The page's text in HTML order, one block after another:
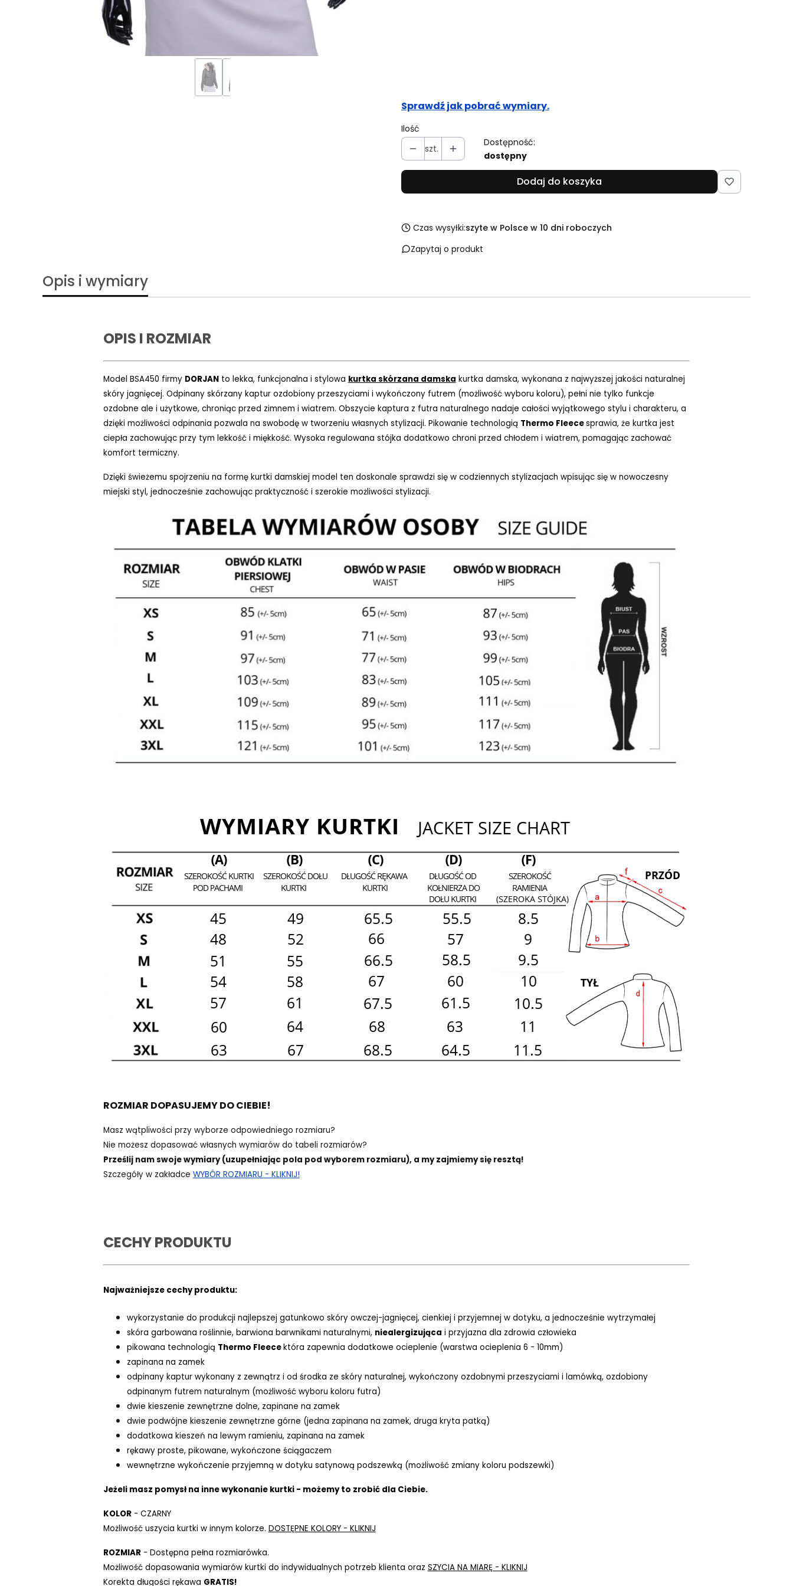
Sprawdź jak pobrać wymiary.
Ilość
szt.
Dostępność:
dostępny
Dodaj do koszyka
Czas wysyłki:szyte w Polsce w 10 dni roboczych
Zapytaj o produkt
Opis i wymiary
OPIS I ROZMIAR
Model BSA450 firmy DORJAN to lekka, funkcjonalna i stylowa kurtka skórzana damska kurtka damska, wykonana z najwyższej jakości naturalnej
skóry jagnięcej. Odpinany skórzany kaptur ozdobiony przeszyciami i wykończony futrem (możliwość wyboru koloru), pełni nie tylko funkcje
ozdobne ale i użytkowe, chroniąc przed zimnem i wiatrem. Obszycie kaptura z futra naturalnego nadaje całości wyjątkowego stylu i charakteru, a
dzięki możliwości odpinania pozwala na swobodę w tworzeniu własnych stylizacji. Pikowanie technologią Thermo Fleecesprawia, że kurtka jest
ciepła zachowując przy tym lekkość i miękkość. Wysoka regulowana stójka dodatkowo chroni przed chłodem i wiatrem, pomagając zachować
komfort termiczny.
Dzięki świeżemu spojrzeniu na formę kurtki damskiej model ten doskonale sprawdzi się w codziennych stylizacjach wpisując się w nowoczesny
miejski styl, jednocześnie zachowując praktyczność i szerokie możliwości stylizacji.
ROZMIAR DOPASUJEMY DO CIEBIE!
Masz wątpliwości przy wyborze odpowiedniego rozmiaru?
Nie możesz dopasować własnych wymiarów do tabeli rozmiarów?
Prześlij nam swoje wymiary (uzupełniając pola pod wyborem rozmiaru), a my zajmiemy się resztą!
Szczegóły w zakładce WYBÓR ROZMIARU - KLIKNIJ!
CECHY PRODUKTU
Najważniejsze cechy produktu:
wykorzystanie do produkcji najlepszej gatunkowo skóry owczej-jagnięcej, cienkiej i przyjemnej w dotyku, a jednocześnie wytrzymałej
skóra garbowana roślinnie, barwiona barwnikami naturalnymi, niealergizująca i przyjazna dla zdrowia człowieka
pikowana technologią Thermo Fleecektóra zapewnia dodatkowe ocieplenie (warstwa ocieplenia 6 - 10mm)
zapinana na zamek
odpinany kaptur wykonany z zewnątrz i od środka ze skóry naturalnej, wykończony ozdobnymi przeszyciami i lamówką, ozdobiony
odpinanym futrem naturalnym (możliwość wyboru koloru futra)
dwie kieszenie zewnętrzne dolne, zapinane na zamek
dwie podwójne kieszenie zewnętrzne górne (jedna zapinana na zamek, druga kryta patką)
dodatkowa kieszeń na lewym ramieniu, zapinana na zamek
rękawy proste, pikowane, wykończone ściągaczem
wewnętrzne wykończenie przyjemną w dotyku satynową podszewką (możliwość zmiany koloru podszewki)
Jeżeli masz pomysł na inne wykonanie kurtki - możemy to zrobić dla Ciebie.
KOLOR- CZARNY
Możliwość uszycia kurtki w innym kolorze. DOSTĘPNE KOLORY - KLIKNIJ
ROZMIAR- Dostępna pełna rozmiarówka.
Możliwość dopasowania wymiarów kurtki do indywidualnych potrzeb klienta oraz SZYCIA NA MIARĘ - KLIKNIJ
Korekta długości rękawa GRATIS!